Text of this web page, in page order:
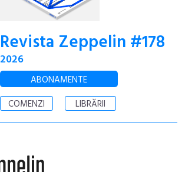
Revista Zeppelin #178
2026
ABONAMENTE
COMENZI
LIBRĂRII